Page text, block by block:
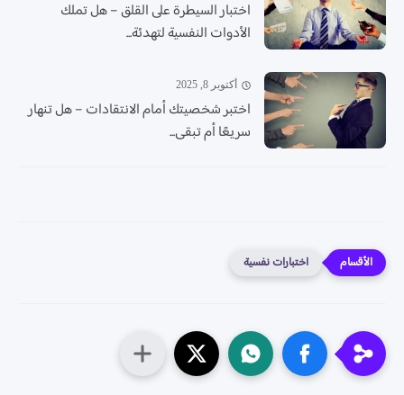
اختبار السيطرة على القلق – هل تملك
الأدوات النفسية لتهدئة...
أكتوبر 8, 2025
اختبر شخصيتك أمام الانتقادات – هل تنهار
سريعًا أم تبقى...
اختبارات نفسية